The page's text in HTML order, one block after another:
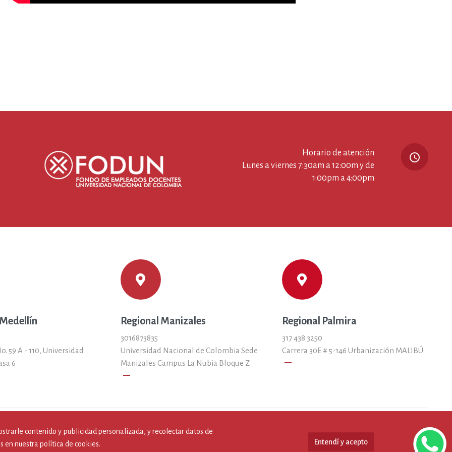
Manguruma,
Apartamentos para el bienestar
Acompañamos a su familia en esta
Horario de atención
Lunes a viernes 7:30am a 12:00m y de
1:00pm a 4:00pm
query_builder
59 A - 110, Universidad
6
Regional Manizales
3016873835
Universidad Nacional de Colombia Sede
Manizales Campus La Nubia Bloque Z
remove
Regional Palmira
317 438 3250
Carrera 30E # 5-146 Urbanización MALIBÚ
remove
contenido y publicidad personalizada, y recolectar datos de
en nuestra política de cookies.
Entendí y acepto
Todos los derechos reservados por Fodun 2019.
Desarollado por Estrategia Segura S.A.S.